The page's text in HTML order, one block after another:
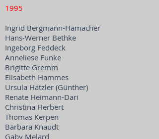
1995
Ingrid Bergmann-Hamacher
Hans-Werner Bethke
Ingeborg Feddeck
Anneliese Funke
Brigitte Gremm
Elisabeth Hammes
Ursula Hatzler (Günther)
Renate Heimann-Dari
Christina Herbert
Thomas Kerpen
Barbara Knaudt
Gaby Melard